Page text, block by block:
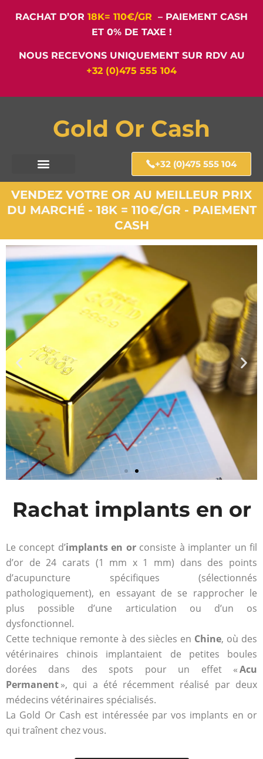
RACHAT D’OR 18K= 110€/GR – PAIEMENT CASH
ET 0% DE TAXE !
NOUS RECEVONS UNIQUEMENT SUR RDV AU
+32 (0)475 555 104
Gold Or Cash
+32 (0)475 555 104
VENDEZ VOTRE OR AU MEILLEUR PRIX
DU MARCHÉ - 18K = 110€/GR - PAIEMENT
CASH
Suivez
le
cours
de
l'or
Le cours est
mis à jour en
temps réel
pour revendre
Rachat implants en or
Le concept d’implants en orconsiste à implanter un fil
d’or de 24 carats (1 mm x 1 mm) dans des points
d’acupuncture spécifiques (sélectionnés
pathologiquement), en essayant de se rapprocher le
plus possible d’une articulation ou d’un os
dysfonctionnel.
Cette technique remonte à des siècles en Chine, où des
vétérinaires chinois implantaient de petites boules
dorées dans des spots pour un effet «Acu
Permanent», qui a été récemment réalisé par deux
médecins vétérinaires spécialisés.
La Gold Or Cash est intéressée par vos implants en or
qui traînent chez vous.